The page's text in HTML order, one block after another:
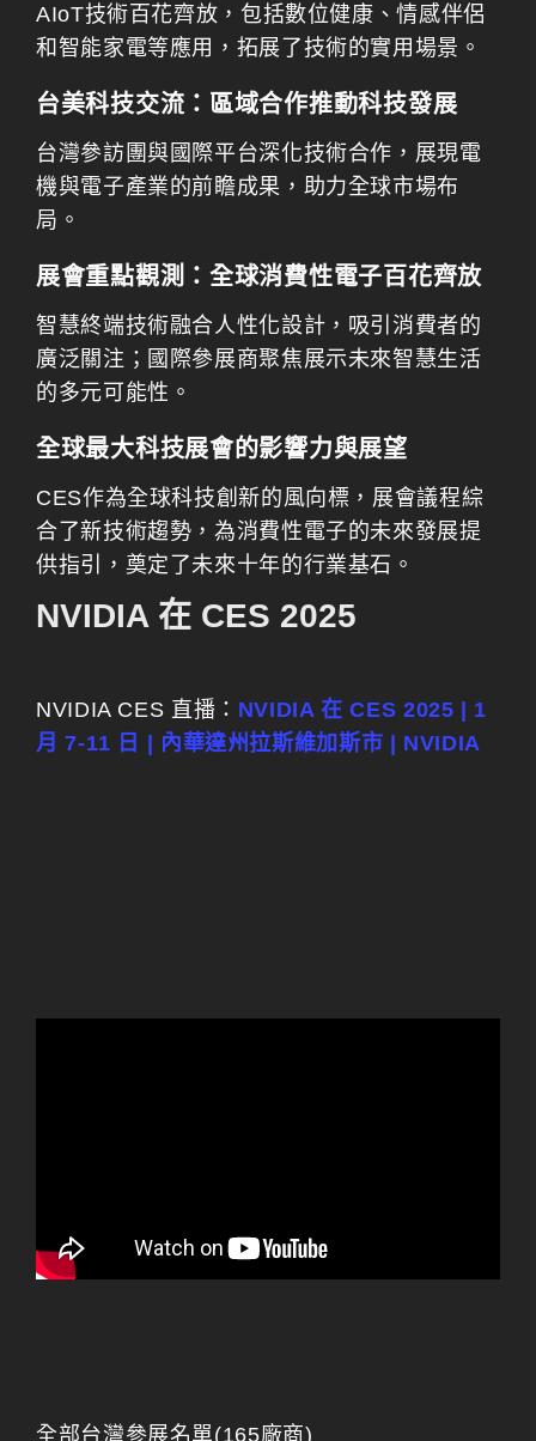
AIoT技術百花齊放，包括數位健康、情感伴侶
和智能家電等應用，拓展了技術的實用場景。
台美科技交流：區域合作推動科技發展
台灣參訪團與國際平台深化技術合作，展現電
機與電子產業的前瞻成果，助力全球市場布
局。
展會重點觀測：全球消費性電子百花齊放
智慧終端技術融合人性化設計，吸引消費者的
廣泛關注；國際參展商聚焦展示未來智慧生活
的多元可能性。
全球最大科技展會的影響力與展望
CES作為全球科技創新的風向標，展會議程綜
合了新技術趨勢，為消費性電子的未來發展提
供指引，奠定了未來十年的行業基石。
NVIDIA 在 CES 2025
NVIDIA CES 直播： NVIDIA 在 CES 2025 | 1
月 7-11 日 | 內華達州拉斯維加斯市 | NVIDIA
全部台灣參展名單(165廠商)